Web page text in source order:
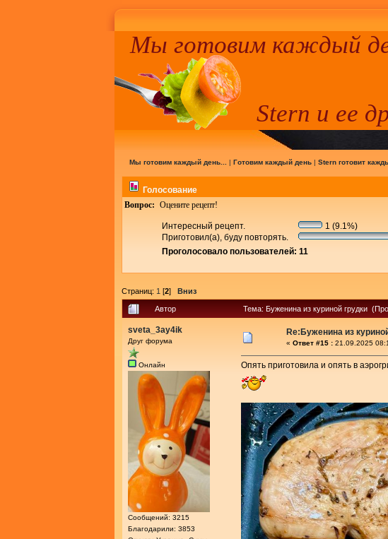
Мы готовим каждый
Stern и ее
Мы готовим каждый день... | Готовим каждый день| Stern готовит
Голосование
Вопрос: Оцените рецепт!
Интересный рецепт.
1 (9.1%)
Приготовил(а), буду повторять.
Проголосовало пользователей: 11
Страниц: 1 [2] Вниз
Автор Тема: Буженина из куриной грудки
sveta_3ay4ik
Друг форума
Онлайн
Сообщений: 3215
Благодарили: 3853
Re:Буженина из
« Ответ #15 : 21.09.2025
Опять приготовила и опять в